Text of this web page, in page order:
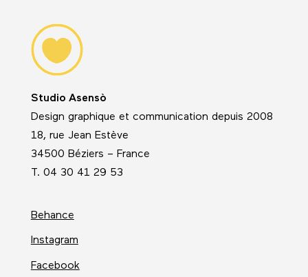
Studio Asensò
Design graphique et communication depuis 2008
18, rue Jean Estève
34500 Béziers – France
T. 04 30 41 29 53
Behance
Instagram
Facebook